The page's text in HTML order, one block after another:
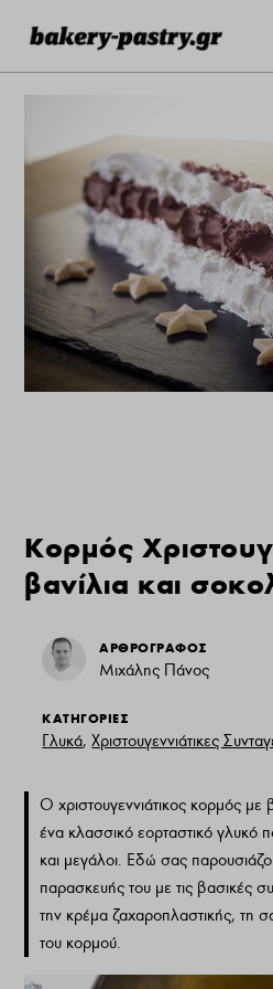
Κορμός
βανίλια και
ΑΡΘΡΟΓΡΑΦΟΣ
Μιχάλης Πάνος
ΚΑΤΗΓΟΡΙΕΣ
Γλυκά,Χριστουγεννιάτικες
Ο χριστουγεννιάτικος κορμός με
ένα κλασσικό εορταστικό γλυκό
και μεγάλοι. Εδώ σας
παρασκευής του με τις βασικές
την κρέμα ζαχαροπλαστικής, τη
του κορμού.